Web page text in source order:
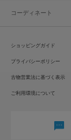
コーディネート
ショッピングガイド
プライバシーポリシー
古物営業法に基づく表示
ご利用環境について